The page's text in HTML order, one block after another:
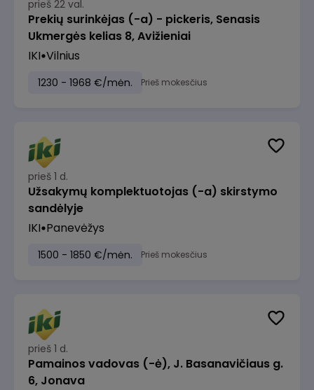
prieš 22 val.
Prekių surinkėjas (-a) - pickeris, Senasis
Ukmergės kelias 8, Avižieniai
IKI Vilnius
1230 - 1968 €/mėn. Prieš mokesčius
prieš 1 d.
Užsakymų komplektuotojas (-a) skirstymo
sandėlyje
IKI Panevėžys
1500 - 1850 €/mėn. Prieš mokesčius
prieš 1 d.
Pamainos vadovas (-ė), J. Basanavičiaus g.
6, Jonava